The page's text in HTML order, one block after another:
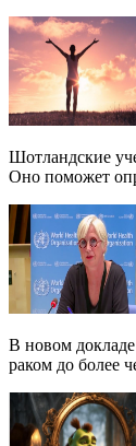
Шотландские
Оно поможет
В новом
раком до более